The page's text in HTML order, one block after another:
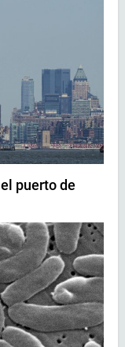
puerto de